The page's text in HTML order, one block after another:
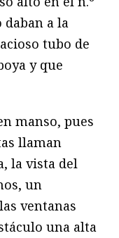
daban a la
tubo de
y que
manso, pues
llaman
la vista del
un
ventanas
una alta